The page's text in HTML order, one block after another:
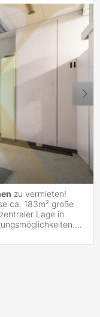
zu vermieten!
ca. 183m² große
Lage in
...